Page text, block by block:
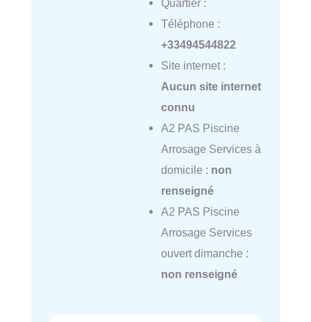
Téléphone :
+33494544822
Site internet :
Aucun site internet
connu
A2 PAS Piscine
Arrosage Services à
domicile : non
renseigné
A2 PAS Piscine
Arrosage Services
ouvert dimanche :
non renseigné